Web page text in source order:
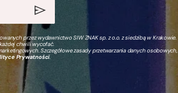
przez wydawnictwo SIW ZNAK sp. z o.o. z siedzibą w Krakowie.
chwili wycofać.
Szczegółowe zasady przetwarzania danych osobowych,
Prywatności.